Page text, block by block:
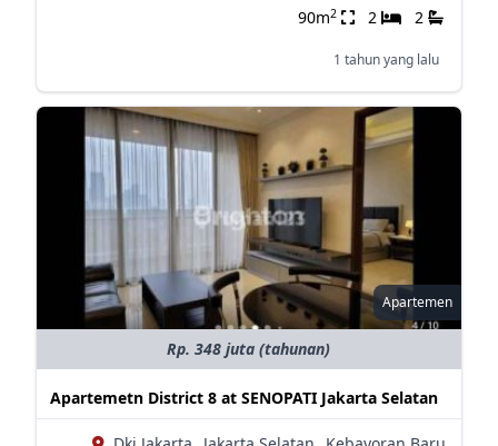
90m2 2 2
1 tahun yang lalu
Apartemen
Rp. 348 juta (tahunan)
Apartemetn District 8 at SENOPATI Jakarta Selatan